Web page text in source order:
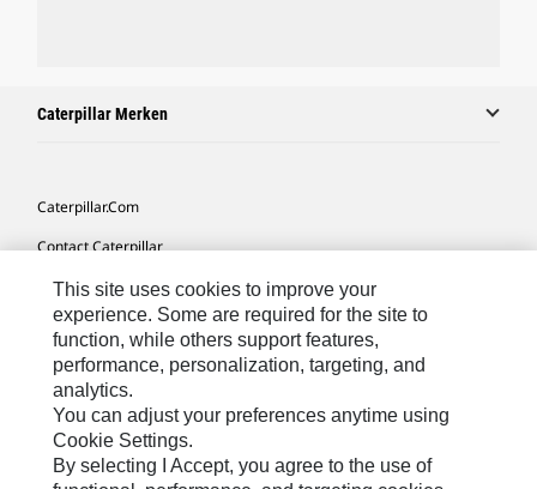
Caterpillar Merken
Caterpillar.com
Contact Caterpillar
Mijn Marketingvoorkeuren
Site Map
Cookie Settings
Legal
Privacy
This site uses cookies to improve your
experience. Some are required for the site to
function, while others support features,
performance, personalization, targeting, and
analytics.
You can adjust your preferences anytime using
Cookie Settings.
By selecting I Accept, you agree to the use of